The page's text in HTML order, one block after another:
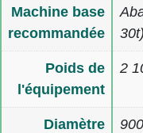
Machine base
recommandée
30t)
Poids de
l'équipement
2
Diamètre